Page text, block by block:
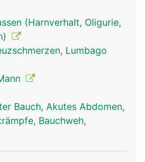
(Harnverhalt, Oligurie,
Lumbago
Bauch, Akutes Abdomen,
Bauchweh,